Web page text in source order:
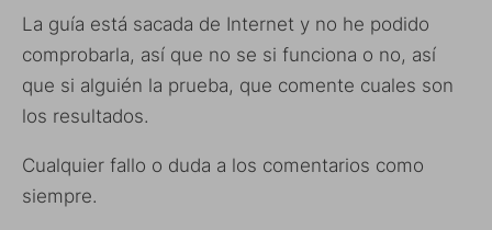
La guía está sacada de Internet y no he podido
comprobarla, así que no se si funciona o no, así
que si alguién la prueba, que comente cuales son
los resultados.
Cualquier fallo o duda a los comentarios como
siempre.